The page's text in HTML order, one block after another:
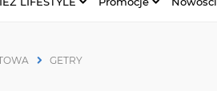
GETRY